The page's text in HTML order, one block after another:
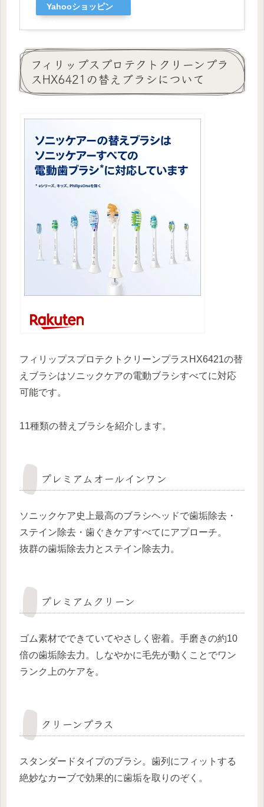
Yahooショッピン
フィリップスプロテクトクリーンプラ
スHX6421の替えブラシについて
フィリップスプロテクトクリーンプラスHX6421の替
えブラシはソニックケアの電動ブラシすべてに対応
可能です。
11種類の替えブラシを紹介します。
プレミアムオールインワン
ソニックケア史上最高のブラシヘッドで歯垢除去・
ステイン除去・歯ぐきケアすべてにアプローチ。
抜群の歯垢除去力とステイン除去力。
プレミアムクリーン
ゴム素材でできていてやさしく密着。手磨きの約10
倍の歯垢除去力。しなやかに毛先が動くことでワン
ランク上のケアを。
クリーンプラス
スタンダードタイプのブラシ。歯列にフィットする
絶妙なカーブで効果的に歯垢を取りのぞく。